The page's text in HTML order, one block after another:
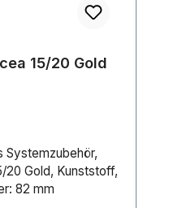
15/20 Gold
Systemzubehör,
20 Gold, Kunststoff,
82 mm